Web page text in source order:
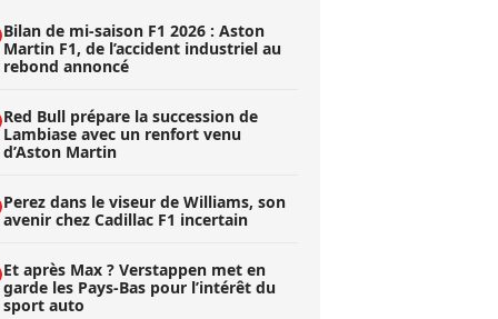
Bilan de mi-saison F1 2026 : Aston
Martin F1, de l’accident industriel au
rebond annoncé
Red Bull prépare la succession de
Lambiase avec un renfort venu
d’Aston Martin
Perez dans le viseur de Williams, son
avenir chez Cadillac F1 incertain
Et après Max ? Verstappen met en
garde les Pays-Bas pour l’intérêt du
sport auto